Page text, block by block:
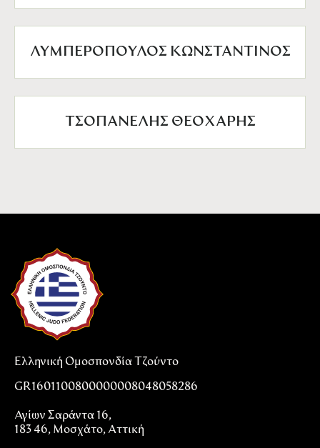
ΛΥΜΠΕΡΟΠΟΥΛΟΣ ΚΩΝΣΤΑΝΤΙΝΟΣ
ΤΣΟΠΑΝΕΛΗΣ ΘΕΟΧΑΡΗΣ
Ελληνική Ομοσπονδία Τζούντο
GR1601100800000008048058286
Αγίων Σαράντα 16,
183 46, Μοσχάτο, Αττική